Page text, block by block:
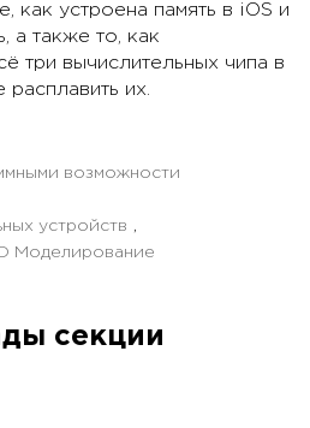
как устроена память в iOS и
а также то, как
три вычислительных чипа в
их.
возможности
устройств ,
Моделирование
секции